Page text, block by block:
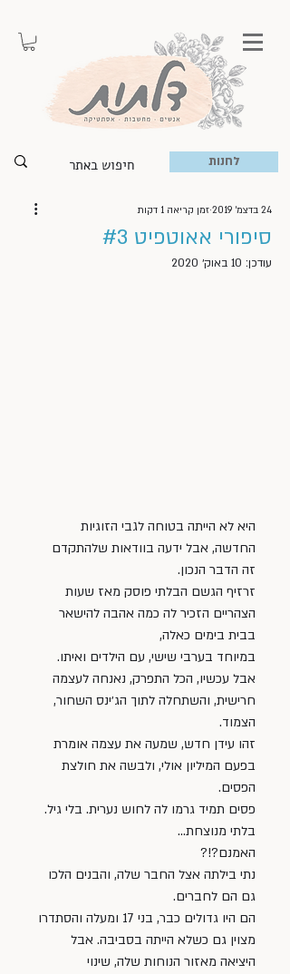
לחנות
סיפורי אאוטפיט #3
24 בדצמ׳ 2019 זמן קריאה 1 דקות
עודכן: 10 באוק׳ 2020
היא לא הייתה בטוחה לגבי הזוגיות
החדשה, אבל ידעה בוודאות שלהתקדם
זה הדבר הנכון.
זרזיף הגשם הבלתי פוסק מאז שעות
הצהריים הזכיר לה כמה אהבה להישאר
בבית בימים כאלה,
במיוחד בערבי שישי, עם הילדים ואיתו.
אבל עכשיו, הכל התפרק, נאנחה לעצמה
חרישית, והשתחלה לתוך הג׳ינס השחור,
הצמוד.
זהו עידן חדש, שמעה את עצמה אומרת
בפעם המיליון אולי, ולבשה את חולצת
הפסים.
פסים תמיד גרמו לה לחוש נערית. בלי גיל.
בלתי מנוצחת…
האמנם?!?
נתי בילתה אצל החבר שלה, והבנים הלכו
גם הם לחברים.
הם היו גדולים כבר, בני 17 ומעלה והסתדרו
מצוין גם כשלא הייתה בסביבה. אבל
היציאה מאזור הנוחות שלה, שינוי